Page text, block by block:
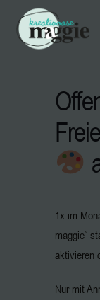
1x im
maggie“
aktivieren
Nur mit